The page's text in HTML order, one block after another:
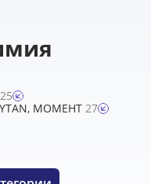
25
МОМЕНТ 27